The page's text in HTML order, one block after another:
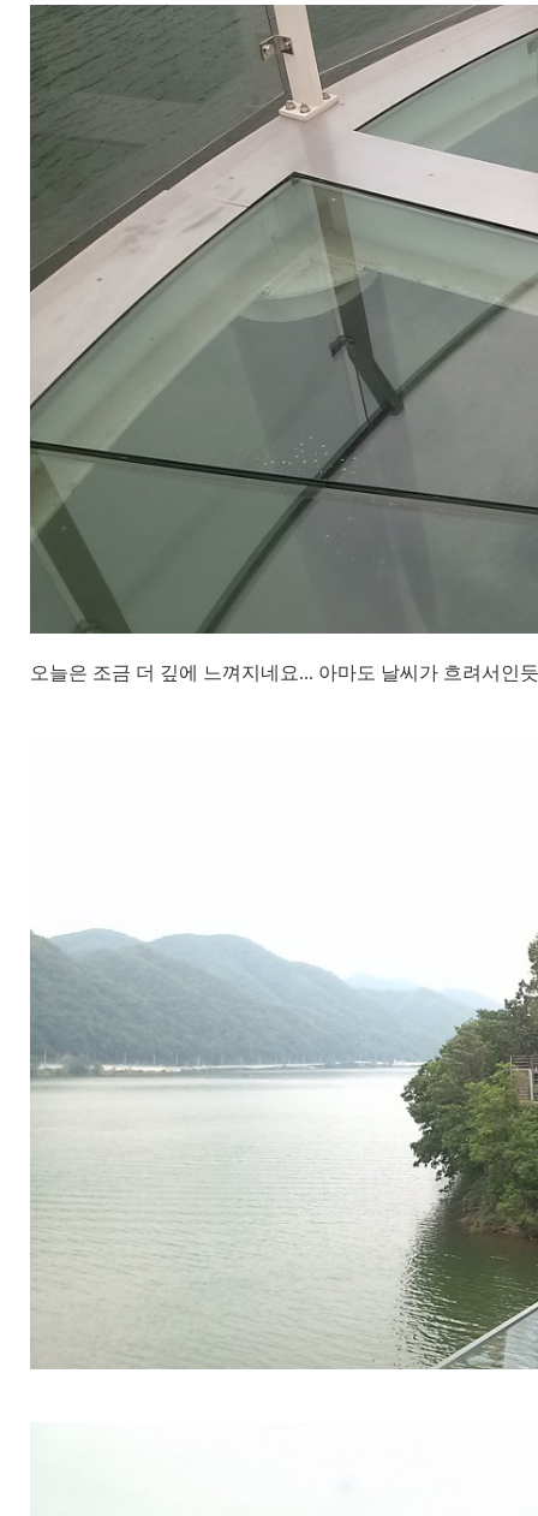
오늘은 조금 더 깊에 느껴지네요... 아마도 날씨가 흐려서인